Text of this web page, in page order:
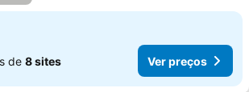
de 8 sites Ver preços